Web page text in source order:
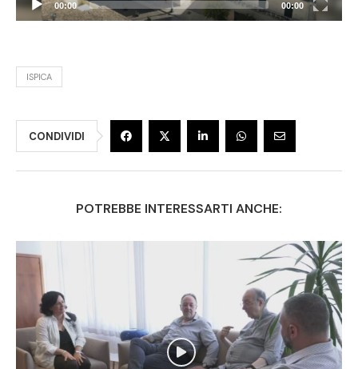
00:00 00:00
ISPICA
CONDIVIDI
POTREBBE INTERESSARTI ANCHE: